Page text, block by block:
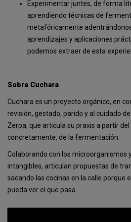
Experimentar juntes, de forma
aprendiendo técnicas de
metafóricamente
aprendizajes y aplicaciones
podemos extraer de esta
Sobre Cuchara
Cuchara es un proyecto orgánico, en
revisión, gestado, parido y al cuidado
Zerpa, que articula su praxis a partir
concretamente, de la fermentación.
Colaborando con los microorganismos
intangibles, articulan propuestas de
sacando las cocinas en la calle porque
pueda ver el que pasa.